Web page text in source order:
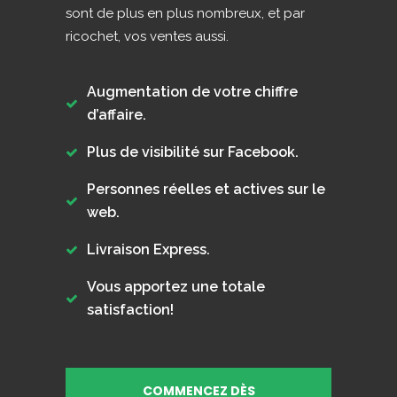
sont de plus en plus nombreux, et par
ricochet, vos ventes aussi.
Augmentation de votre chiffre
d’affaire.
Plus de visibilité sur Facebook.
Personnes réelles et actives sur le
web.
Livraison Express.
Vous apportez une totale
satisfaction!
COMMENCEZ DÈS